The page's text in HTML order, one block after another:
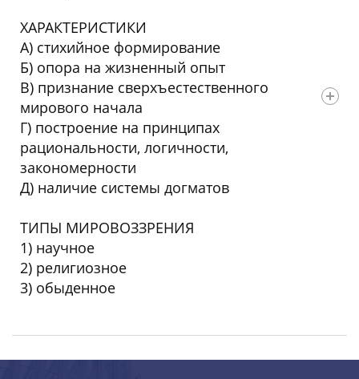
ХАРАКТЕРИСТИКИ
А) стихийное формирование
Б) опора на жизненный опыт
В) признание сверхъестественного
мирового начала
Г) построение на принципах
рациональности, логичности,
закономерности
Д) наличие системы догматов
ТИПЫ МИРОВОЗЗРЕНИЯ
1) научное
2) религиозное
3) обыденное
Ответ: 33212